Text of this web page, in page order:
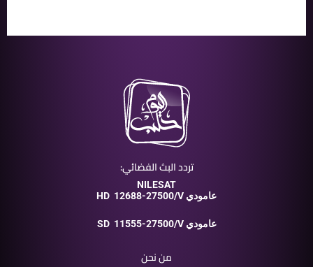
تردد البث الفضائي:
NILESAT
HD
12688-27500/V عامودي
SD 11555-27500/V عامودي
من نحن